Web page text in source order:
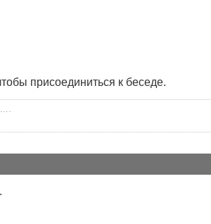
присоединиться к беседе.